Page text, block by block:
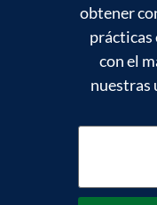
obtener
prácticas
con el
nuestras